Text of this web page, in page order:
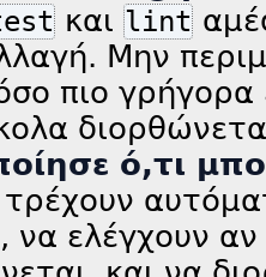
και lint
Μην
πιο γρήγορα
ό,τι
ελέγχουν αν